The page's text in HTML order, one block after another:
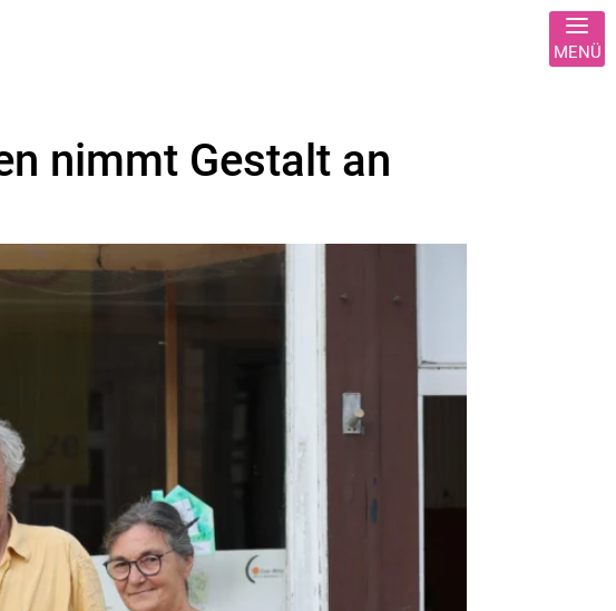
nimmt Gestalt an